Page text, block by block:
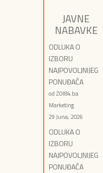
JAVNE
NABAVKE
ODLUKA O
IZBORU
NAJPOVOLJNIJEG
PONUĐAČA
od ZOI84.ba
Marketing
29 Juna, 2026
ODLUKA O
IZBORU
NAJPOVOLJNIJEG
PONUĐAČA